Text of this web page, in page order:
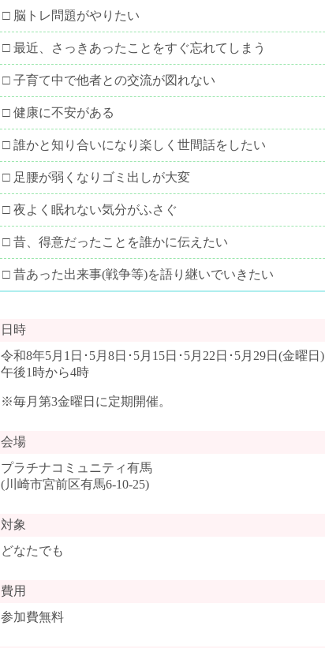
□ 脳トレ問題がやりたい
□ 最近、さっきあったことをすぐ忘れてしまう
□ 子育て中で他者との交流が図れない
□ 健康に不安がある
□ 誰かと知り合いになり楽しく世間話をしたい
□ 足腰が弱くなりゴミ出しが大変
□ 夜よく眠れない気分がふさぐ
□ 昔、得意だったことを誰かに伝えたい
□ 昔あった出来事(戦争等)を語り継いでいきたい
日時
令和8年5月1日･5月8日･5月15日･5月22日･5月29日(金曜日)
午後1時から4時
※毎月第3金曜日に定期開催。
会場
プラチナコミュニティ有馬
(川崎市宮前区有馬6-10-25)
対象
どなたでも
費用
参加費無料